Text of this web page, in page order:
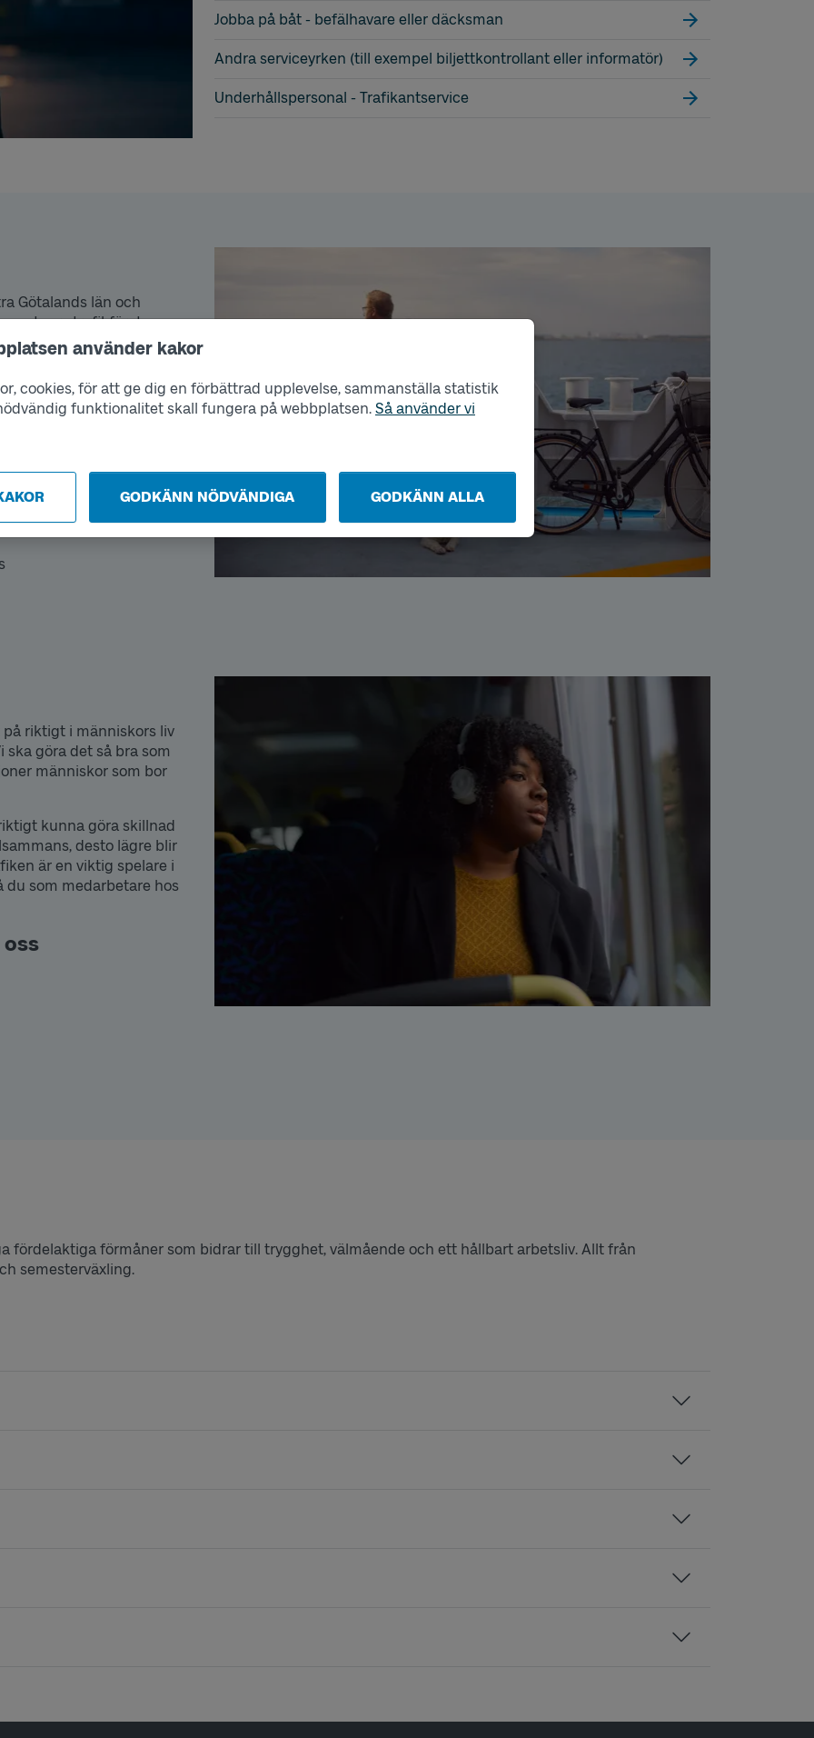
använder kakor
cookies, för att ge dig en förbättrad upplevelse, sammanställa statistik
funktionalitet skall fungera på webbplatsen. Så använder vi
GODKÄNN NÖDVÄNDIGA GODKÄNN ALLA
Jobba på båt - befälhavare eller däcksman
Andra serviceyrken (till exempel biljettkontrollant eller informatör)
Underhållspersonal - Trafikantservice
Götalands län och
partners trafikföretagen,
på att bidra i
dag för vi människor
förutsättningar och
Vår vision, där hållbart
att våga mer och den
riktigt i människors liv
ska göra det så bra som
människor som bor
kunna göra skillnad
desto lägre blir
är en viktig spelare i
du som medarbetare hos
fördelaktiga förmåner som bidrar till trygghet, välmående och ett hållbart arbetsliv. Allt från
semesterväxling.